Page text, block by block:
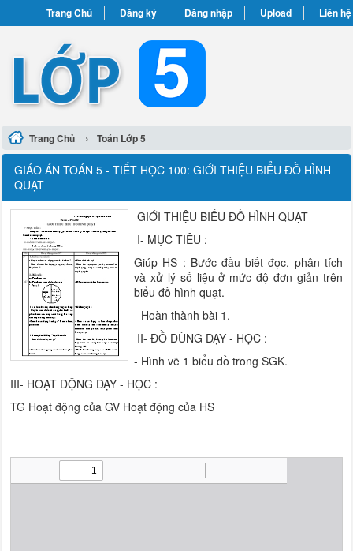
Trang Chủ Đăng ký Đăng nhập Upload Liên hệ
Trang Chủ › Toán Lớp 5
GIÁO ÁN TOÁN 5 - TIẾT HỌC 100: GIỚI THIỆU BIỂU ĐỒ HÌNH
QUẠT
GIỚI THIỆU BIỂU ĐỒ HÌNH QUẠT
I- MỤC TIÊU :
Giúp HS : Bước đầu biết đọc, phân tích
và xử lý số liệu ở mức độ đơn giản trên
biểu đồ hình quạt.
- Hoàn thành bài 1.
II- ĐỒ DÙNG DẠY - HỌC :
- Hình vẽ 1 biểu đồ trong SGK.
III- HOẠT ĐỘNG DẠY - HỌC :
TG Hoạt động của GV Hoạt động của HS